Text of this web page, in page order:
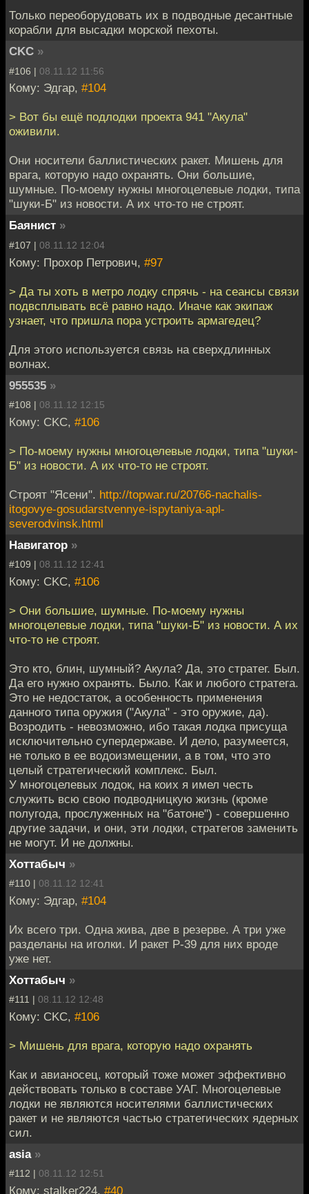
Только переоборудовать их в подводные десантные
корабли для высадки морской пехоты.
CKC »
#106 | 08.11.12 11:56
Кому: Эдгар, #104
> Вот бы ещё подлодки проекта 941 "Акула"
оживили.
Они носители баллистических ракет. Мишень для
врага, которую надо охранять. Они большие,
шумные. По-моему нужны многоцелевые лодки, типа
"шуки-Б" из новости. А их что-то не строят.
Баянист »
#107 | 08.11.12 12:04
Кому: Прохор Петрович, #97
> Да ты хоть в метро лодку спрячь - на сеансы связи
подвсплывать всё равно надо. Иначе как экипаж
узнает, что пришла пора устроить армагедец?
Для этого используется связь на сверхдлинных
волнах.
955535 »
#108 | 08.11.12 12:15
Кому: CKC, #106
> По-моему нужны многоцелевые лодки, типа "шуки-
Б" из новости. А их что-то не строят.
Строят "Ясени". http://topwar.ru/20766-nachalis-
itogovye-gosudarstvennye-ispytaniya-apl-
severodvinsk.html
Навигатор »
#109 | 08.11.12 12:41
Кому: CKC, #106
> Они большие, шумные. По-моему нужны
многоцелевые лодки, типа "шуки-Б" из новости. А их
что-то не строят.
Это кто, блин, шумный? Акула? Да, это стратег. Был.
Да его нужно охранять. Было. Как и любого стратега.
Это не недостаток, а особенность применения
данного типа оружия ("Акула" - это оружие, да).
Возродить - невозможно, ибо такая лодка присуща
исключительно супердержаве. И дело, разумеется,
не только в ее водоизмещении, а в том, что это
целый стратегический комплекс. Был.
У многоцелевых лодок, на коих я имел честь
служить всю свою подводницкую жизнь (кроме
полугода, прослуженных на "батоне") - совершенно
другие задачи, и они, эти лодки, стратегов заменить
не могут. И не должны.
Хоттабыч »
#110 | 08.11.12 12:41
Кому: Эдгар, #104
Их всего три. Одна жива, две в резерве. А три уже
разделаны на иголки. И ракет Р-39 для них вроде
уже нет.
Хоттабыч »
#111 | 08.11.12 12:48
Кому: CKC, #106
> Мишень для врага, которую надо охранять
Как и авианосец, который тоже может эффективно
действовать только в составе УАГ. Многоцелевые
лодки не являются носителями баллистических
ракет и не являются частью стратегических ядерных
сил.
asia »
#112 | 08.11.12 12:51
Кому: stalker224, #40